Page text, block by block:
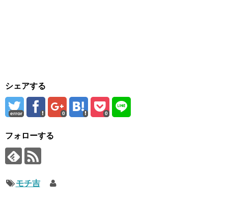
シェアする
error 0 0
フォローする
モチ吉